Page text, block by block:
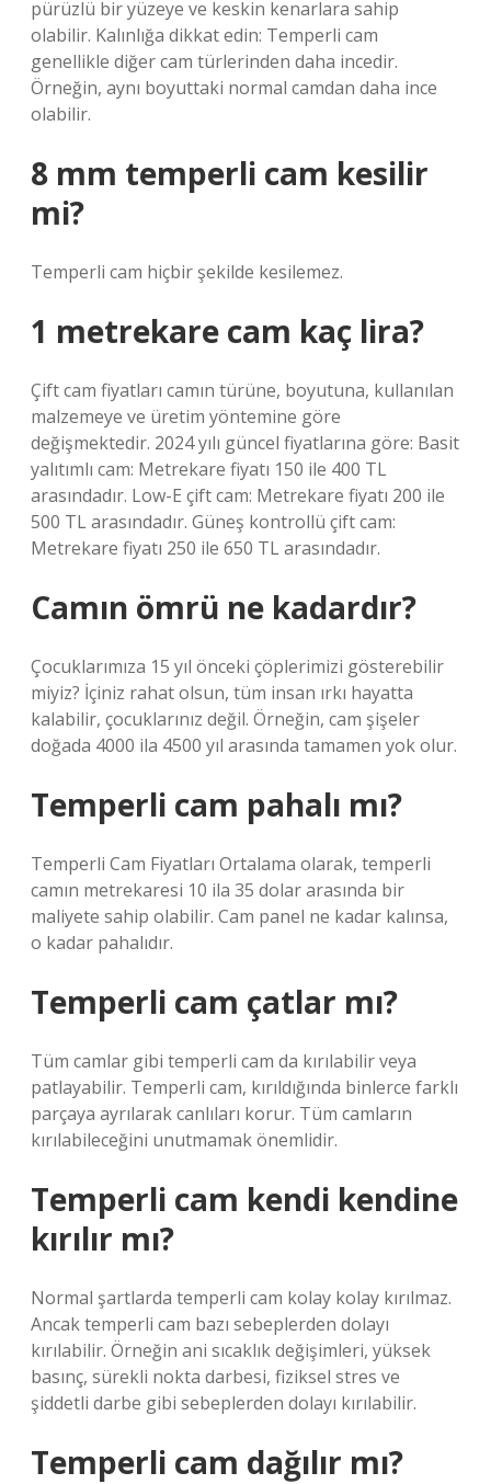
pürüzlü bir yüzeye ve keskin kenarlara sahip
olabilir. Kalınlığa dikkat edin: Temperli cam
genellikle diğer cam türlerinden daha incedir.
Örneğin, aynı boyuttaki normal camdan daha ince
olabilir.
8 mm temperli cam kesilir
mi?
Temperli cam hiçbir şekilde kesilemez.
1 metrekare cam kaç lira?
Çift cam fiyatları camın türüne, boyutuna, kullanılan
malzemeye ve üretim yöntemine göre
değişmektedir. 2024 yılı güncel fiyatlarına göre: Basit
yalıtımlı cam: Metrekare fiyatı 150 ile 400 TL
arasındadır. Low-E çift cam: Metrekare fiyatı 200 ile
500 TL arasındadır. Güneş kontrollü çift cam:
Metrekare fiyatı 250 ile 650 TL arasındadır.
Camın ömrü ne kadardır?
Çocuklarımıza 15 yıl önceki çöplerimizi gösterebilir
miyiz? İçiniz rahat olsun, tüm insan ırkı hayatta
kalabilir, çocuklarınız değil. Örneğin, cam şişeler
doğada 4000 ila 4500 yıl arasında tamamen yok olur.
Temperli cam pahalı mı?
Temperli Cam Fiyatları Ortalama olarak, temperli
camın metrekaresi 10 ila 35 dolar arasında bir
maliyete sahip olabilir. Cam panel ne kadar kalınsa,
o kadar pahalıdır.
Temperli cam çatlar mı?
Tüm camlar gibi temperli cam da kırılabilir veya
patlayabilir. Temperli cam, kırıldığında binlerce farklı
parçaya ayrılarak canlıları korur. Tüm camların
kırılabileceğini unutmamak önemlidir.
Temperli cam kendi kendine
kırılır mı?
Normal şartlarda temperli cam kolay kolay kırılmaz.
Ancak temperli cam bazı sebeplerden dolayı
kırılabilir. Örneğin ani sıcaklık değişimleri, yüksek
basınç, sürekli nokta darbesi, fiziksel stres ve
şiddetli darbe gibi sebeplerden dolayı kırılabilir.
Temperli cam dağılır mı?